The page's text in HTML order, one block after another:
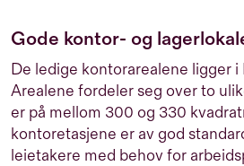
Gode kontor- og
De ledige kontorarealene ligger
Arealene fordeler seg over to
er på mellom 300 og 330
kontoretasjene er av god
leietakere med behov for